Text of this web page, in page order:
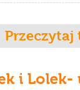
Przeczytaj
i